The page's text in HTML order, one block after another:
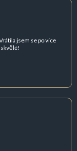
jsem se po více